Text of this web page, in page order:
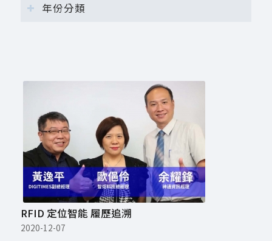
年份分類
RFID 定位智能 履歷追溯
2020-12-07